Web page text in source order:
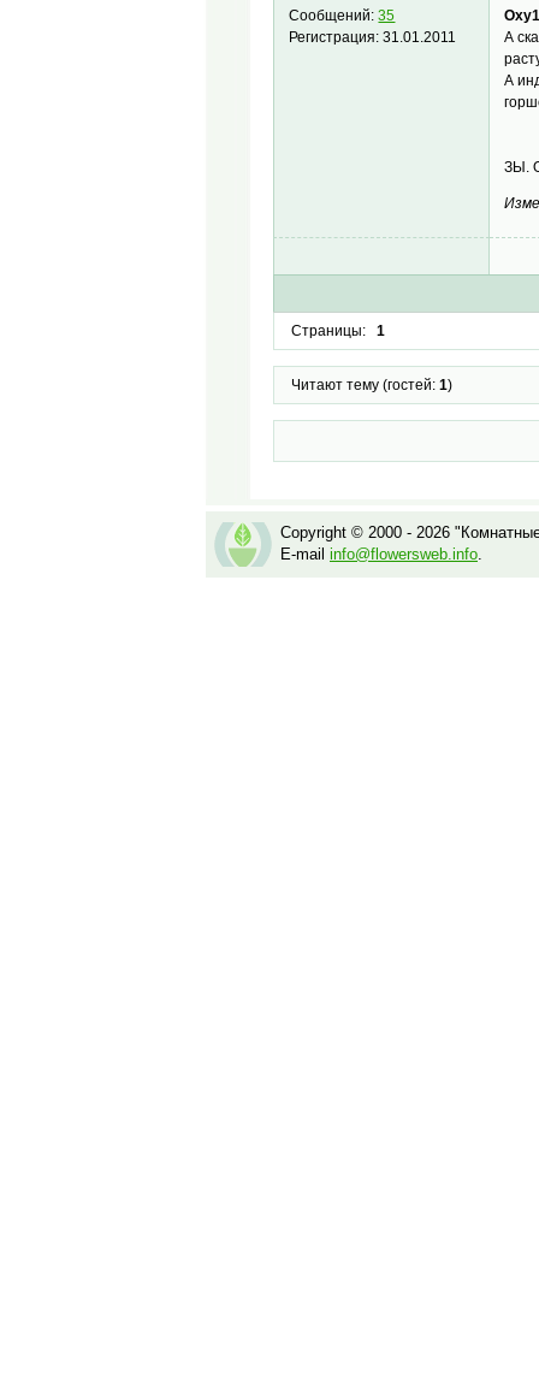
Сообщений:35
Регистрация:31.01.2011
А
А
ЗЫ.
Страницы: 1
Читают тему (гостей: 1)
Copyright © 2000 - 2026
E-mail info@flowersweb.info.